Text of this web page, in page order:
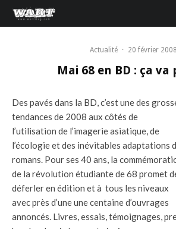
Actualité · 20 février 2008
Mai 68 en BD : ça va
Des pavés dans la BD, c’est une des
tendances de 2008 aux côtés de
l’utilisation de l’imagerie asiatique, de
l’écologie et des inévitables adaptations
romans. Pour ses 40 ans, la
de la révolution étudiante de 68 promet
déferler en édition et à tous les niveaux
avec près d’une une centaine d’ouvrages
annoncés. Livres, essais, témoignages,